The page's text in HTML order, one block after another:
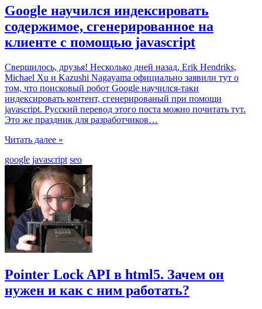
Google научился индексировать
содержимое, сгенерированное на
клиенте с помощью javascript
Свершилось, друзья! Несколько дней назад, Erik Hendriks,
Michael Xu и Kazushi Nagayama официально заявили тут о
том, что поисковый робот Google научился-таки
индексировать контент, сгенерированый при помощи
javascript. Русский перевод этого поста можно почитать тут.
Это же праздник для разработчиков…
Читать далее »
google javascript seo
Pointer Lock API в html5. Зачем он
нужен и как с ним работать?